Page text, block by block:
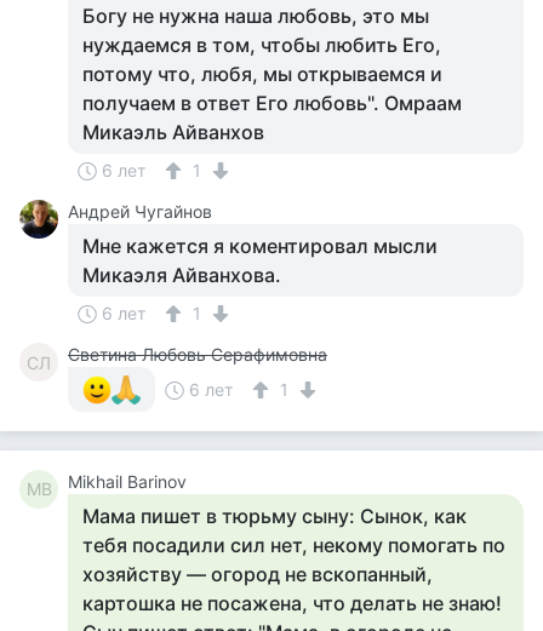
Богу не нужна наша любовь, это мы
нуждаемся в том, чтобы любить Его,
потому что, любя, мы открываемся и
получаем в ответ Его любовь". Омраам
Микаэль Айванхов
6 лет
1
Андрей Чугайнов
Мне кажется я коментировал мысли
Микаэля Айванхова.
6 лет 1
СЛ
Светина Любовь Серафимовна
6 лет
1
MB Mikhail Barinov
Мама пишет в тюрьму сыну: Сынок, как
тебя посадили сил нет, некому помогать по
хозяйству — огород не вскопанный,
картошка не посажена, что делать не знаю!